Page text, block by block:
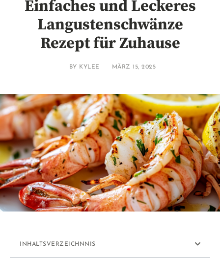
Einfaches und Leckeres
Langustenschwänze
Rezept für Zuhause
BY KYLEE MÄRZ 15, 2025
INHALTSVERZEICHNNIS